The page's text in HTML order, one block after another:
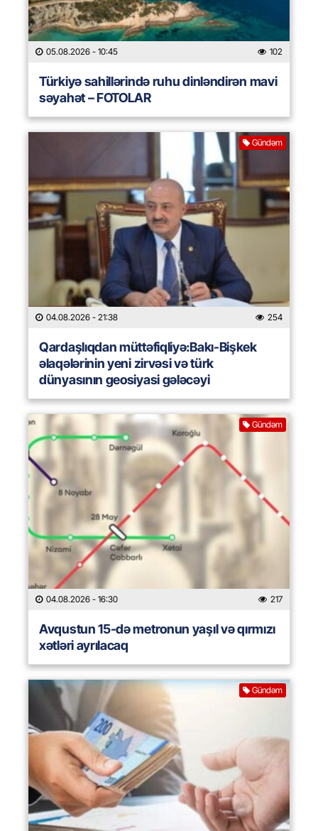
05.08.2026 - 10:45 102
Türkiyə sahillərində ruhu dinləndirən mavi
səyahət – FOTOLAR
Gündəm
04.08.2026 - 21:38 254
Qardaşlıqdan müttəfiqliyə:Bakı-Bişkek
əlaqələrinin yeni zirvəsi və türk
dünyasının geosiyasi gələcəyi
Gündəm
04.08.2026 - 16:30 217
Avqustun 15-də metronun yaşıl və qırmızı
xətləri ayrılacaq
Gündəm